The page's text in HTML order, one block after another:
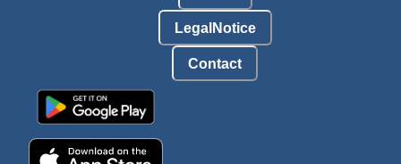
LegalNotice
Contact